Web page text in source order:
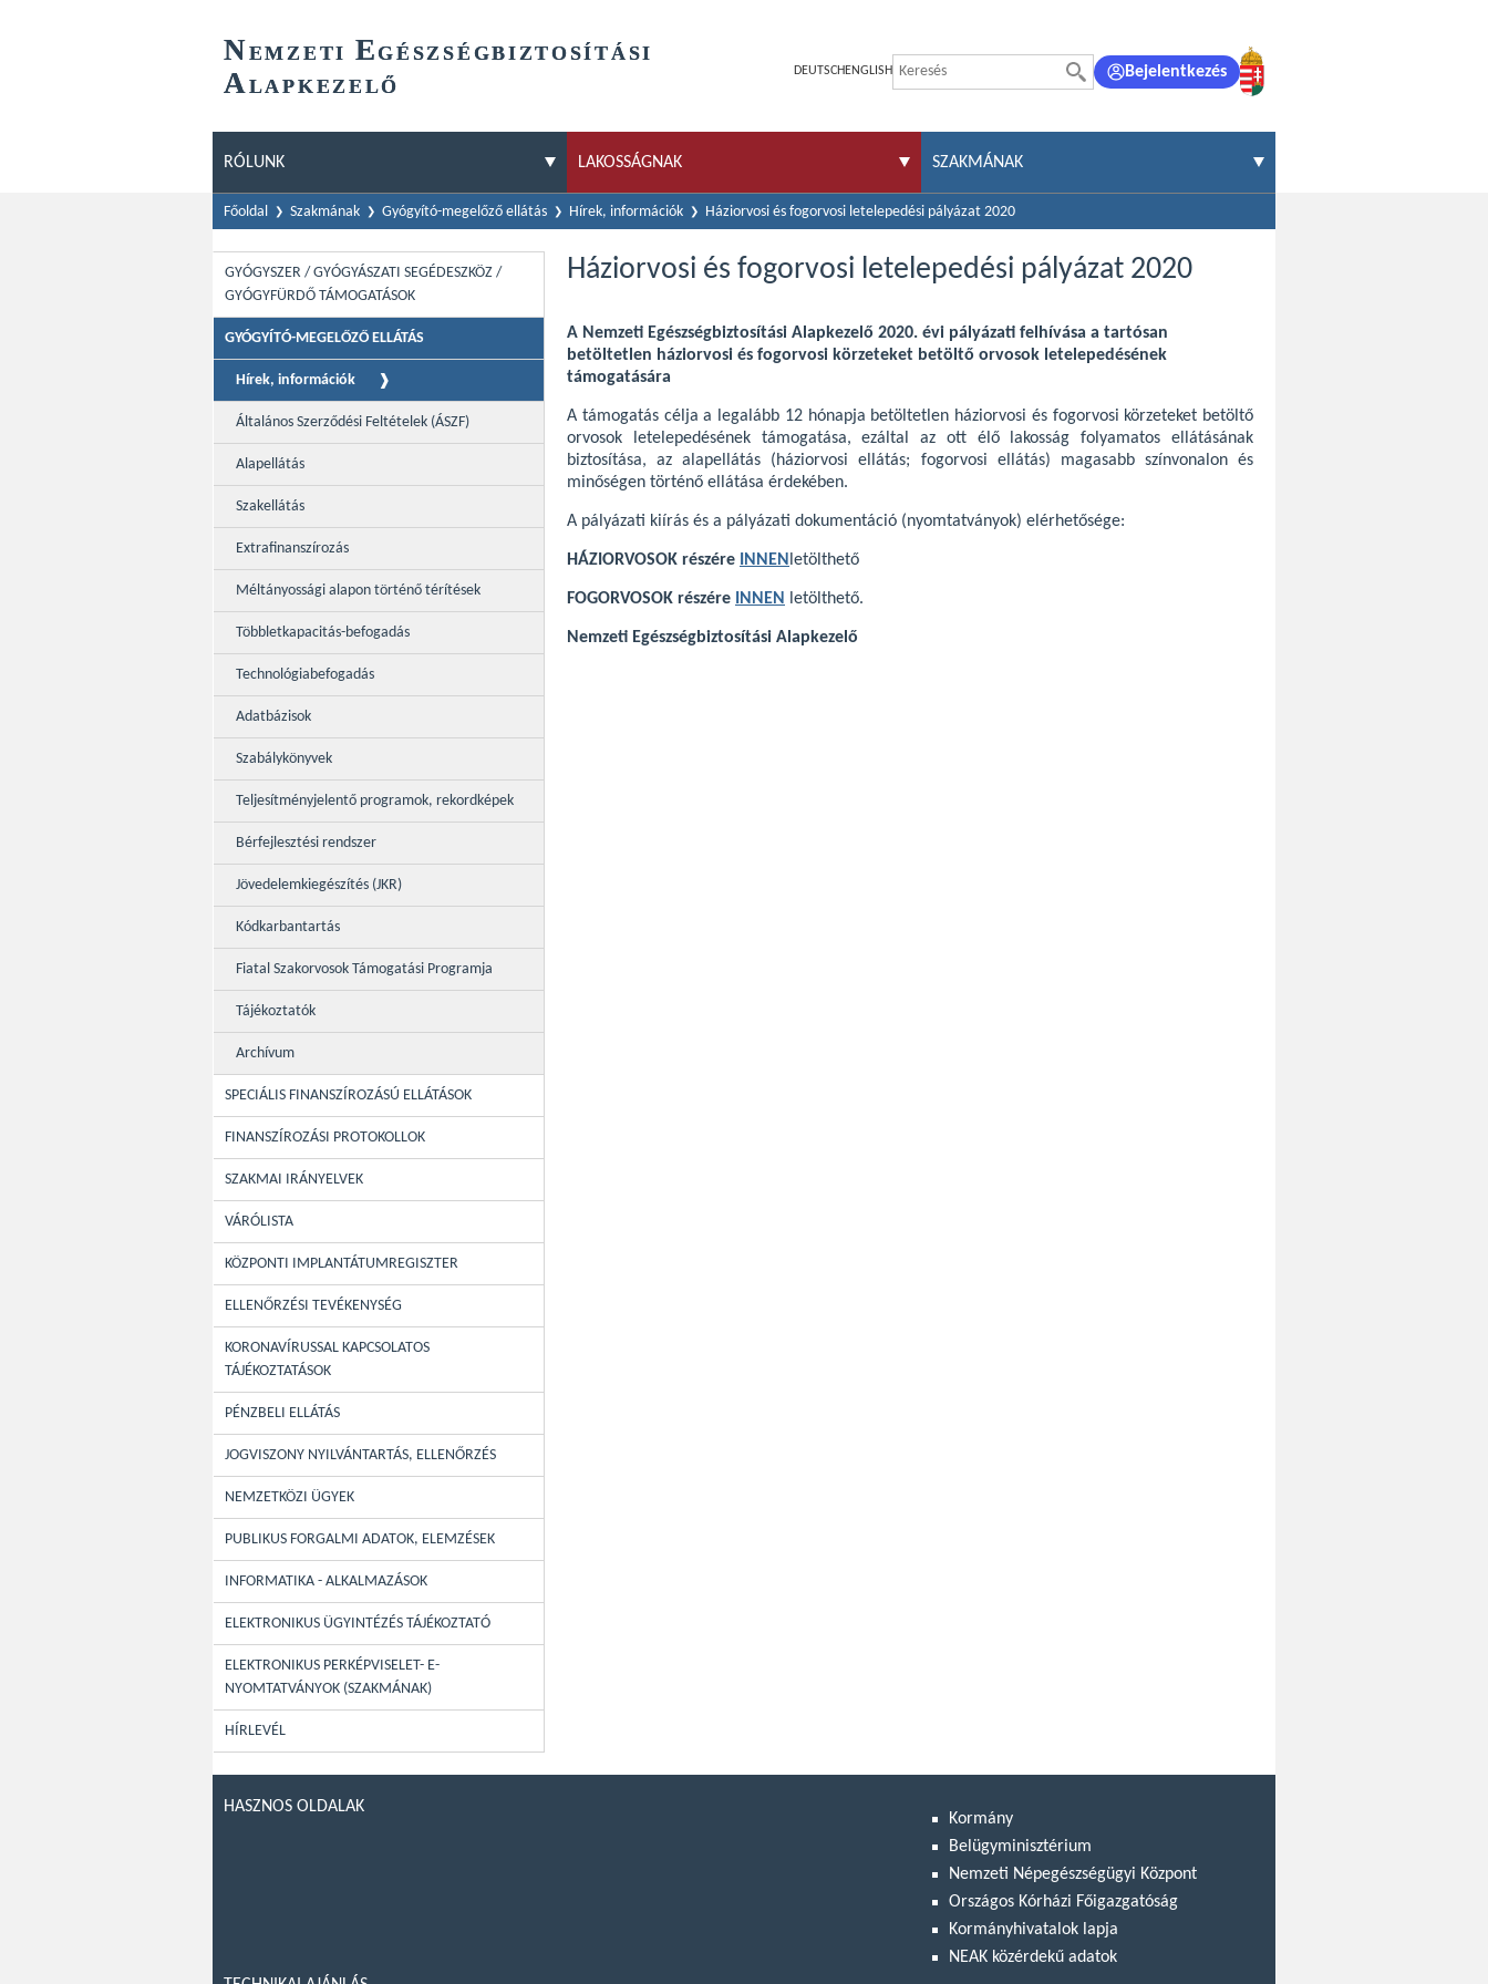
NEMZETI EGÉSZSÉGBIZTOSÍTÁSI
ALAPKEZELŐ
DEUTSCH ENGLISH Bejelentkezés
RÓLUNK LAKOSSÁGNAK SZAKMÁNAK
Főoldal Szakmának Gyógyító-megelőző ellátás Hírek, információk Háziorvosi és fogorvosi letelepedési pályázat 2020
GYÓGYSZER / GYÓGYÁSZATI SEGÉDESZKÖZ /
GYÓGYFÜRDŐ TÁMOGATÁSOK
GYÓGYÍTÓ-MEGELŐZŐ ELLÁTÁS
Hírek, információk
Általános Szerződési Feltételek (ÁSZF)
Alapellátás
Szakellátás
Extrafinanszírozás
Méltányossági alapon történő térítések
Többletkapacitás-befogadás
Technológiabefogadás
Adatbázisok
Szabálykönyvek
Teljesítményjelentő programok, rekordképek
Bérfejlesztési rendszer
Jövedelemkiegészítés (JKR)
Kódkarbantartás
Fiatal Szakorvosok Támogatási Programja
Tájékoztatók
Archívum
SPECIÁLIS FINANSZÍROZÁSÚ ELLÁTÁSOK
FINANSZÍROZÁSI PROTOKOLLOK
SZAKMAI IRÁNYELVEK
VÁRÓLISTA
KÖZPONTI IMPLANTÁTUMREGISZTER
ELLENŐRZÉSI TEVÉKENYSÉG
KORONAVÍRUSSAL KAPCSOLATOS
TÁJÉKOZTATÁSOK
PÉNZBELI ELLÁTÁS
JOGVISZONY NYILVÁNTARTÁS, ELLENŐRZÉS
NEMZETKÖZI ÜGYEK
PUBLIKUS FORGALMI ADATOK, ELEMZÉSEK
INFORMATIKA - ALKALMAZÁSOK
ELEKTRONIKUS ÜGYINTÉZÉS TÁJÉKOZTATÓ
ELEKTRONIKUS PERKÉPVISELET- E-
NYOMTATVÁNYOK (SZAKMÁNAK)
HÍRLEVÉL
Háziorvosi és fogorvosi letelepedési pályázat 2020
A Nemzeti Egészségbiztosítási Alapkezelő 2020. évi pályázati felhívása a tartósan
betöltetlen háziorvosi és fogorvosi körzeteket betöltő orvosok letelepedésének
támogatására
A támogatás célja a legalább 12 hónapja betöltetlen háziorvosi és fogorvosi körzeteket betöltő
orvosok letelepedésének támogatása, ezáltal az ott élő lakosság folyamatos ellátásának
biztosítása, az alapellátás (háziorvosi ellátás; fogorvosi ellátás) magasabb színvonalon és
minőségen történő ellátása érdekében.
A pályázati kiírás és a pályázati dokumentáció (nyomtatványok) elérhetősége:
HÁZIORVOSOK részére INNEN letölthető
FOGORVOSOK részére INNEN letölthető.
Nemzeti Egészségbiztosítási Alapkezelő
HASZNOS OLDALAK
Kormány
Belügyminisztérium
Nemzeti Népegészségügyi Központ
Országos Kórházi Főigazgatóság
Kormányhivatalok lapja
NEAK közérdekű adatok